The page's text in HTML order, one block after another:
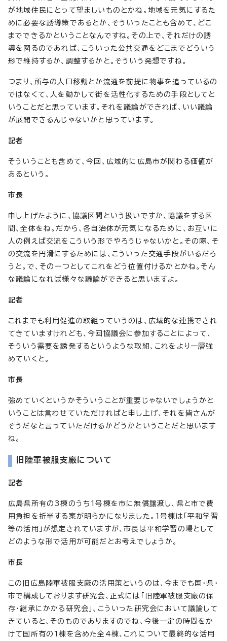
が地域住民にとって望ましいものとかね。地域を元気にするた
めに必要な誘導策であるとか、そういったことも含めて、どこ
までできるかということなんですね。その上で、それだけの誘
導を図るのであれば、こういった公共交通をどこまでどういう
形で維持するか、調整するかと。そういう発想ですね。
つまり、所与の人口移動とか流通を前提に物事を追っているの
ではなくて、人を動かして街を活性化するための手段としてと
いうことだと思っています。それを議論ができれば、いい議論
が展開できるんじゃないかと思っています。
記者
そういうことも含めて、今回、広域的に広島市が関わる価値が
あるという。
市長
申し上げたように、協議区間という扱いですか、協議をする区
間、全体をね。だから、各自治体が元気になるために、お互いに
人の例えば交流をこういう形でやろうじゃないかと。その際、そ
の交流を円滑にするためには、こういった交通手段がいるだろ
うと。で、その一つとしてこれをどう位置付けるかとかね。そん
な議論になれば様々な議論ができると思いますよ。
記者
これまでも利用促進の取組っていうのは、広域的な連携でされ
てきていますけれども、今回協議会に参加することによって、
そういう需要を誘発するというような取組、これをより一層強
めていくと。
市長
強めていくというかそういうことが重要じゃないでしょうかと
いうことは言わせていただければと申し上げ、それを皆さんが
そうだなと言っていただけるかどうかということだと思います
ね。
旧陸軍被服支廠について
記者
広島県所有の3棟のうち1号棟を市に無償譲渡し、県と市で費
用負担を折半する案が明らかになりました。1号棟は「平和学習
等の活用」が想定されていますが、市長は平和学習の場として
どのような形で活用が可能だとお考えでしょうか。
市長
この旧広島陸軍被服支廠の活用策というのは、今までも国・県・
市で構成しております研究会、正式には「旧陸軍被服支廠の保
存・継承にかかる研究会」、こういった研究会において議論して
きていると、そのものでありますのでね、今後一定の時間をか
けて国所有の1棟を含めた全4棟、これについて最終的な活用